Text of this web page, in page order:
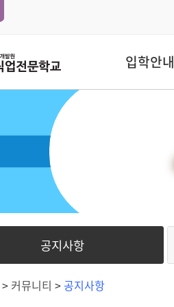
입학안내
공지사항
> 커뮤니티 >공지사항